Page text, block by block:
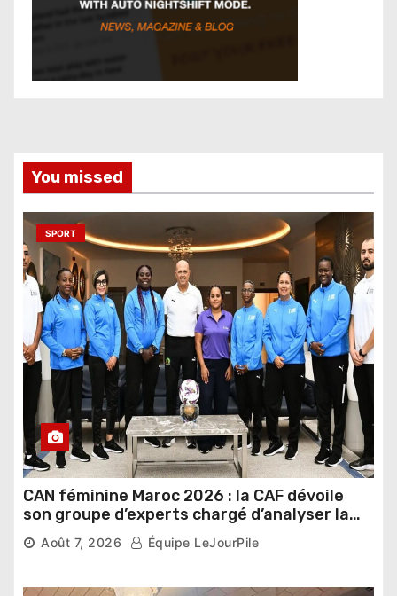
You missed
SPORT
CAN féminine Maroc 2026 : la CAF dévoile
son groupe d’experts chargé d’analyser la
compétition
Août 7, 2026 Équipe LeJourPile